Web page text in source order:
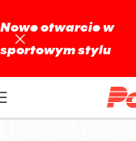
4 x 41g
Nowe otwarcie w
sportowym stylu